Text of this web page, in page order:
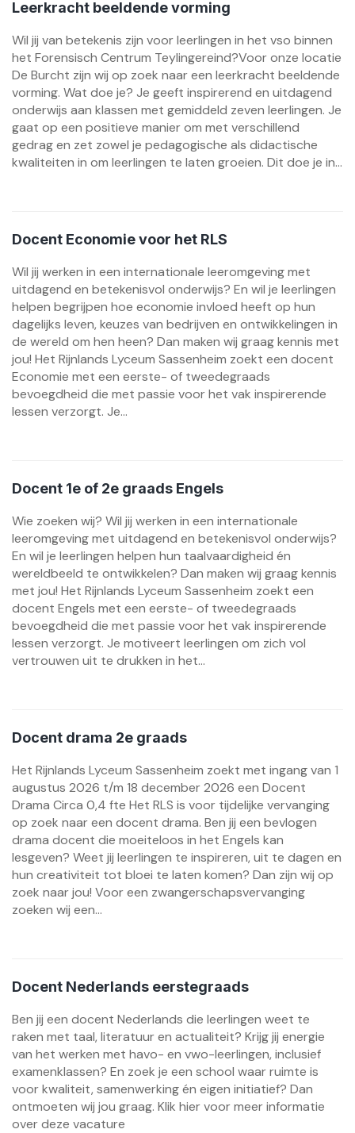
Leerkracht beeldende vorming
Wil jij van betekenis zijn voor leerlingen in het vso binnen
het Forensisch Centrum Teylingereind?Voor onze locatie
De Burcht zijn wij op zoek naar een leerkracht beeldende
vorming. Wat doe je? Je geeft inspirerend en uitdagend
onderwijs aan klassen met gemiddeld zeven leerlingen. Je
gaat op een positieve manier om met verschillend
gedrag en zet zowel je pedagogische als didactische
kwaliteiten in om leerlingen te laten groeien. Dit doe je in...
Docent Economie voor het RLS
Wil jij werken in een internationale leeromgeving met
uitdagend en betekenisvol onderwijs? En wil je leerlingen
helpen begrijpen hoe economie invloed heeft op hun
dagelijks leven, keuzes van bedrijven en ontwikkelingen in
de wereld om hen heen? Dan maken wij graag kennis met
jou! Het Rijnlands Lyceum Sassenheim zoekt een docent
Economie met een eerste- of tweedegraads
bevoegdheid die met passie voor het vak inspirerende
lessen verzorgt. Je...
Docent 1e of 2e graads Engels
Wie zoeken wij? Wil jij werken in een internationale
leeromgeving met uitdagend en betekenisvol onderwijs?
En wil je leerlingen helpen hun taalvaardigheid én
wereldbeeld te ontwikkelen? Dan maken wij graag kennis
met jou! Het Rijnlands Lyceum Sassenheim zoekt een
docent Engels met een eerste- of tweedegraads
bevoegdheid die met passie voor het vak inspirerende
lessen verzorgt. Je motiveert leerlingen om zich vol
vertrouwen uit te drukken in het...
Docent drama 2e graads
Het Rijnlands Lyceum Sassenheim zoekt met ingang van 1
augustus 2026 t/m 18 december 2026 een Docent
Drama Circa 0,4 fte Het RLS is voor tijdelijke vervanging
op zoek naar een docent drama. Ben jij een bevlogen
drama docent die moeiteloos in het Engels kan
lesgeven? Weet jij leerlingen te inspireren, uit te dagen en
hun creativiteit tot bloei te laten komen? Dan zijn wij op
zoek naar jou! Voor een zwangerschapsvervanging
zoeken wij een...
Docent Nederlands eerstegraads
Ben jij een docent Nederlands die leerlingen weet te
raken met taal, literatuur en actualiteit? Krijg jij energie
van het werken met havo- en vwo-leerlingen, inclusief
examenklassen? En zoek je een school waar ruimte is
voor kwaliteit, samenwerking én eigen initiatief? Dan
ontmoeten wij jou graag. Klik hier voor meer informatie
over deze vacature